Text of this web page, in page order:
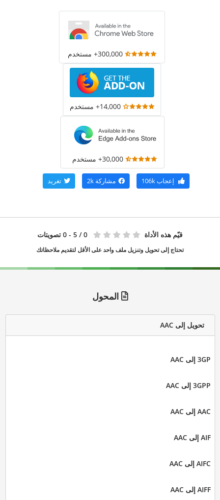
300,000+ مستخدم
14,000+ مستخدم
30,000+ مستخدم
إعجاب106k مشاركة 2k تغريد
قيّم هذه الأداة 0 / 5 - 0 تصويتات
تحتاج إلى تحويل وتنزيل ملف واحد على الأقل لتقديم ملاحظاتك
المحول
تحويل إلى AAC
3GP إلى AAC
3GPP إلى AAC
AAC إلى AAC
AIF إلى AAC
AIFC إلى AAC
AIFF إلى AAC